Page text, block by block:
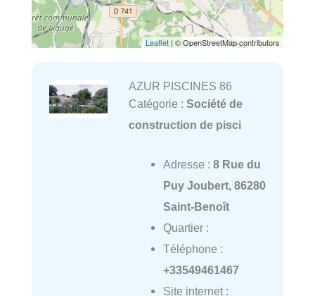
Leaflet | © OpenStreetMap contributors
AZUR PISCINES 86
Catégorie : Société de
construction de pisci
Adresse : 8 Rue du
Puy Joubert, 86280
Saint-Benoît
Quartier :
Téléphone :
+33549461467
Site internet :